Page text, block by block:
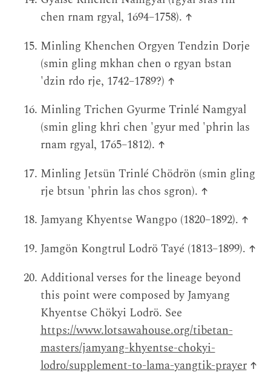
chen rnam rgyal, 1694–1758). ↑
Minling Khenchen Orgyen Tendzin Dorje
(smin gling mkhan chen o rgyan bstan
'dzin rdo rje, 1742–1789?) ↑
Minling Trichen Gyurme Trinlé Namgyal
(smin gling khri chen 'gyur med 'phrin las
rnam rgyal, 1765–1812). ↑
Minling Jetsün Trinlé Chödrön (smin gling
rje btsun 'phrin las chos sgron). ↑
Jamyang Khyentse Wangpo (1820–1892). ↑
Jamgön Kongtrul Lodrö Tayé (1813–1899). ↑
Additional verses for the lineage beyond
this point were composed by Jamyang
Khyentse Chökyi Lodrö. See
https://www.lotsawahouse.org/tibetan-
masters/jamyang-khyentse-chokyi-
lodro/supplement-to-lama-yangtik-prayer ↑